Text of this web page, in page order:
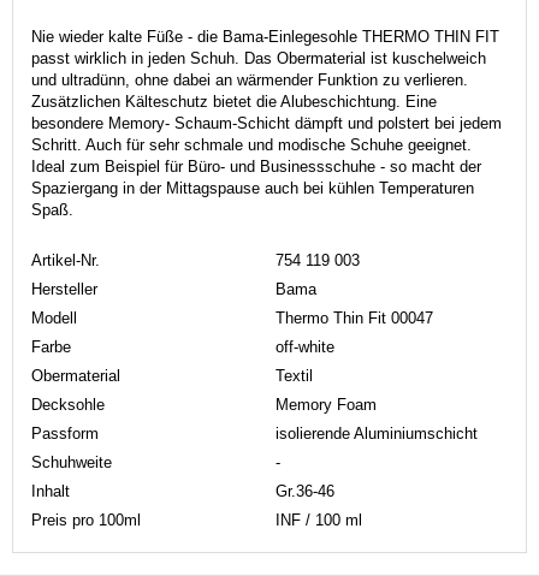
Nie wieder kalte Füße - die Bama-Einlegesohle THERMO THIN FIT
passt wirklich in jeden Schuh. Das Obermaterial ist kuschelweich
und ultradünn, ohne dabei an wärmender Funktion zu verlieren.
Zusätzlichen Kälteschutz bietet die Alubeschichtung. Eine
besondere Memory- Schaum-Schicht dämpft und polstert bei jedem
Schritt. Auch für sehr schmale und modische Schuhe geeignet.
Ideal zum Beispiel für Büro- und Businessschuhe - so macht der
Spaziergang in der Mittagspause auch bei kühlen Temperaturen
Spaß.
Artikel-Nr.
754 119 003
Hersteller
Bama
Modell
Thermo Thin Fit 00047
Farbe
off-white
Obermaterial
Textil
Decksohle
Memory Foam
Passform
isolierende Aluminiumschicht
Schuhweite
-
Inhalt
Gr.36-46
Preis pro 100ml
INF / 100 ml